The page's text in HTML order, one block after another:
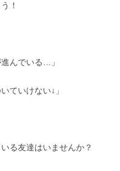
！
んでいる…」
ていけない↓」
る友達はいませんか？